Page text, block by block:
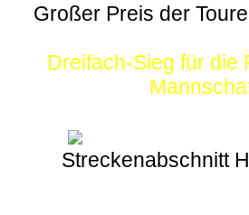
Großer Preis der
Dreifach-Sieg für die
Streckenabschnitt